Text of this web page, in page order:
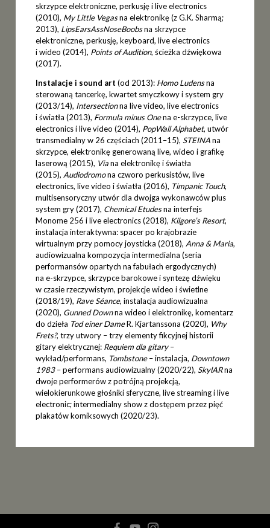
skrzypce elektroniczne, perkusję i live electronics
(2010), My Little Vegasna elektronikę (z G.K. Sharmą;
2013), LipsEarsAssNoseBoobsna skrzypce
elektroniczne, perkusję, keyboard, live electronics
i wideo (2014), Points of Audition, ścieżka dźwiękowa
(2017).
Instalacje i sound art (od 2013): Homo Ludensna
sterowaną tancerkę, kwartet smyczkowy i system gry
(2013/14), Intersectionna live video, live electronics
i światła (2013), Formula minus Onena e-skrzypce, live
electronics i live video (2014), PopWall Alphabet, utwór
transmedialny w 26 częściach (2011–15), STEINAna
skrzypce, elektronikę generowaną live, wideo i grafikę
laserową (2015), Viana elektronikę i światła
(2015), Audiodromona czworo perkusistów, live
electronics, live video i światła (2016), Timpanic Touch,
multisensoryczny utwór dla dwojga wykonawców plus
system gry (2017), Chemical Etudesna interfejs
Monome 256 i live electronics (2018), Kilgore’s Resort,
instalacja interaktywna: spacer po krajobrazie
wirtualnym przy pomocy joysticka (2018), Anna & Maria,
audiowizualna kompozycja intermedialna (seria
performansów opartych na fabułach ergodycznych)
na e-skrzypce, skrzypce barokowe i syntezę dźwięku
w czasie rzeczywistym, projekcje wideo i świetlne
(2018/19), Rave Séance, instalacja audiowizualna
(2020), Gunned Downna wideo i elektronikę, komentarz
do dzieła Tod einer DameR. Kjartanssona (2020), Why
Frets?, trzy utwory – trzy elementy fikcyjnej historii
gitary elektrycznej: Requiem dla gitary–
wykład/performans, Tombstone– instalacja, Downtown
1983– performans audiowizualny (2020/22), SkylARna
dwoje performerów z potrójną projekcją,
wielokierunkowe głośniki sferyczne, live streaming i live
electronic; intermedialny show z dostępem przez pięć
plakatów komiksowych (2020/23).